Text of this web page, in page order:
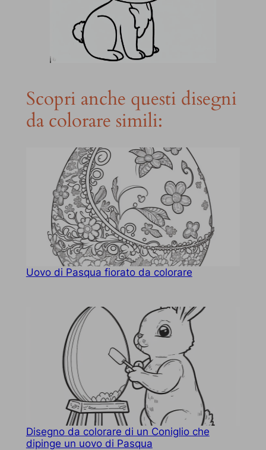
Scopri anche questi disegni
da colorare simili:
Uovo di Pasqua fiorato da colorare
Disegno da colorare di un Coniglio che
dipinge un uovo di Pasqua